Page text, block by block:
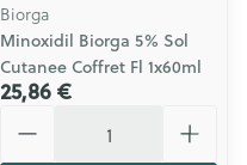
Biorga
Minoxidil Biorga 5% Sol
Cutanee Coffret Fl 1x60ml
25,86 €